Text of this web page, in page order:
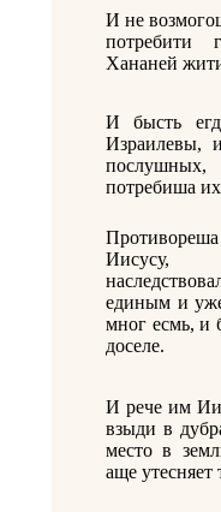
И не
потребити
Хананей
И бысть
Израилевы,
послушных,
потребиша
Иисусу,
единым и
мног есмь, и
доселе.
И рече им
взыди в
место в
аще утесняет